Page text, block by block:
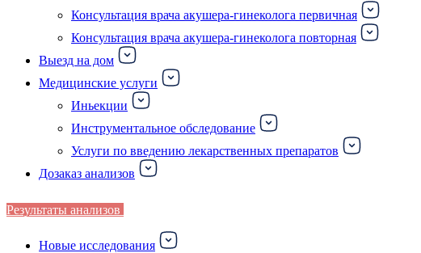
Консультация врача акушера-гинеколога первичная
Консультация врача акушера-гинеколога повторная
Выезд на дом
Медицинские услуги
Иньекции
Инструментальное обследование
Услуги по введению лекарственных препаратов
Дозаказ анализов
Результаты анализов
Новые исследования